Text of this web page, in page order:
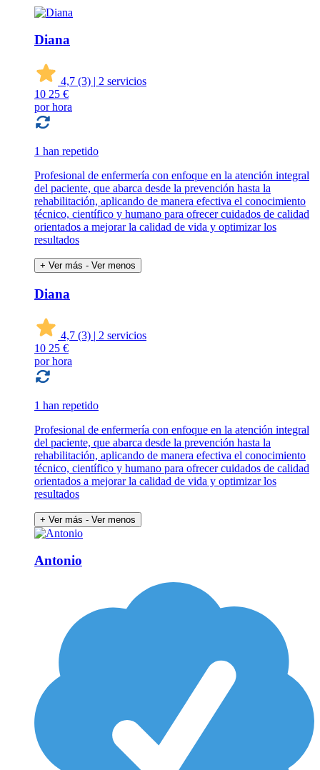
Diana
4,7 (3) | 2 servicios
10 25 €
por hora
1 han repetido
Profesional de enfermería con enfoque en la atención integral
del paciente, que abarca desde la prevención hasta la
rehabilitación, aplicando de manera efectiva el conocimiento
técnico, científico y humano para ofrecer cuidados de calidad
orientados a mejorar la calidad de vida y optimizar los
resultados
+ Ver más - Ver menos
Diana
4,7 (3) | 2 servicios
10 25 €
por hora
1 han repetido
Profesional de enfermería con enfoque en la atención integral
del paciente, que abarca desde la prevención hasta la
rehabilitación, aplicando de manera efectiva el conocimiento
técnico, científico y humano para ofrecer cuidados de calidad
orientados a mejorar la calidad de vida y optimizar los
resultados
+ Ver más - Ver menos
Antonio